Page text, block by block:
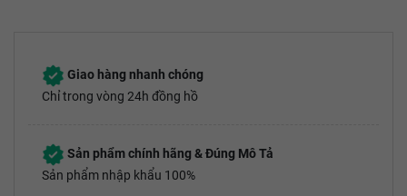
Giao hàng nhanh chóng
Chỉ trong vòng 24h đồng hồ
Sản phẩm chính hãng & Đúng Mô Tả
Sản phẩm nhập khẩu 100%